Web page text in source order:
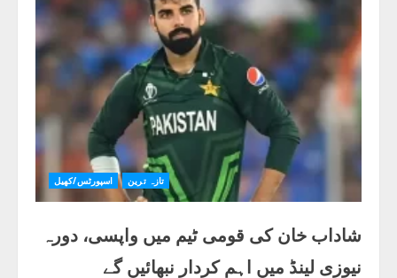
اسپورٹس/کھیل تازہ ترین
شاداب خان کی قومی ٹیم میں واپسی، دورہ
نیوزی لینڈ میں اہم کردار نبھائیں گے